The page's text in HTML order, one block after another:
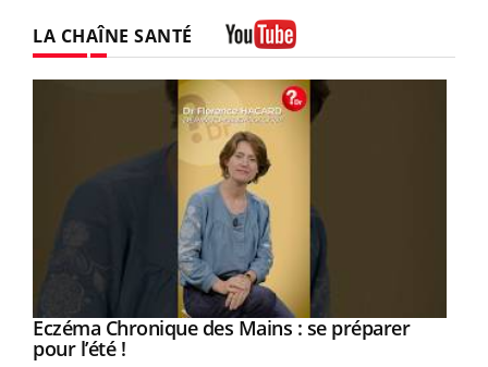
LA CHAÎNE SANTÉ
Youtube
Eczéma Chronique des Mains : se préparer
pour l’été !Youtube